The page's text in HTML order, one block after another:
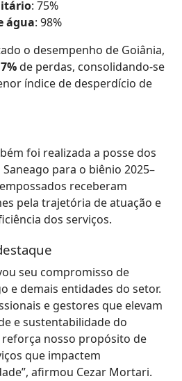
: 75%
água: 98%
o desempenho de Goiânia,
de perdas, consolidando-se
índice de desperdício de
foi realizada a posse dos
para o biênio 2025–
receberam
pela trajetória de atuação e
dos serviços.
seu compromisso de
e demais entidades do setor.
e gestores que elevam
e sustentabilidade do
nosso propósito de
que impactem
afirmou Cezar Mortari.